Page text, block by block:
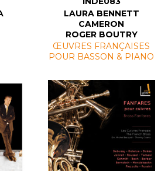
LAURA BENNETT
CAMERON
ROGER BOUTRY
ŒUVRES FRANÇAISES
POUR BASSON & PIANO